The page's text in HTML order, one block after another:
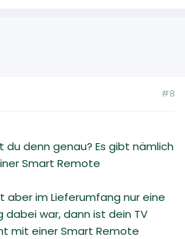
#8
du denn genau? Es gibt nämlich
Smart Remote
aber im Lieferumfang nur eine
dabei war, dann ist dein TV
mit einer Smart Remote